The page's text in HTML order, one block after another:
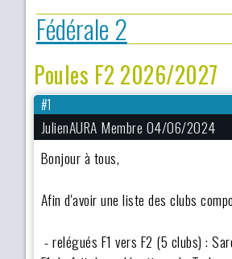
Fédérale 2
Poules F2 2026/2027
#1
JulienAURA Membre 04/06/2024
Bonjour à tous,
Afin d'avoir une liste des clubs
- relégués F1 vers F2 (5 clubs) :